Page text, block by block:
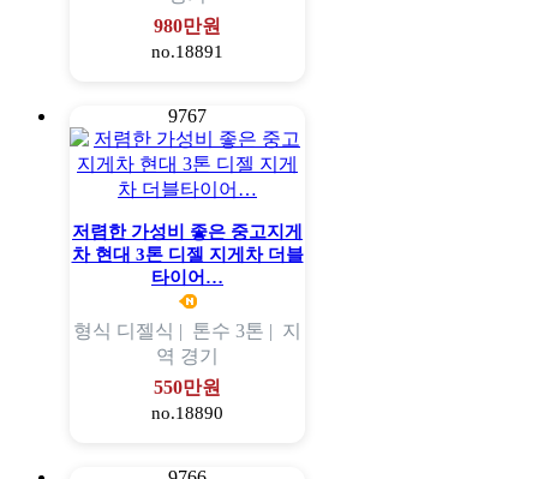
980만원
no.18891
9767
저렴한 가성비 좋은 중고지게
차 현대 3톤 디젤 지게차 더블
타이어…
형식 디젤식 | 톤수 3톤 | 지
역 경기
550만원
no.18890